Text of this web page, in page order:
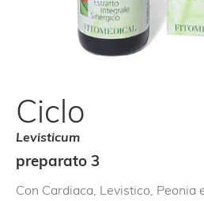
Ciclo
Levisticum
preparato 3
Con Cardiaca, Levistico, Peonia